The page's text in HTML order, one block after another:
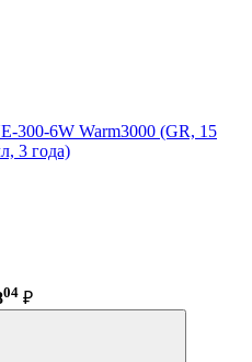
300-6W Warm3000 (GR, 15
3 года)
04 ₽